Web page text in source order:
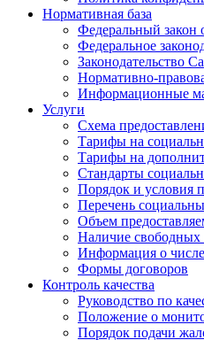
Нормативная база
Федеральный закон
Федеральное
Законодательство
Нормативно-
Информационные
Услуги
Схема
Тарифы на
Тарифы на
Стандарты
Порядок и условия
Перечень
Объем
Наличие свободных
Информация о
Формы договоров
Контроль качества
Руководство по
Положение о
Порядок подачи